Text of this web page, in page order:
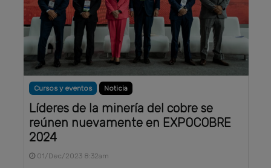
Cursos y eventos Noticia
Líderes de la minería del cobre se
reúnen nuevamente en EXPOCOBRE
2024
01/Dec/2023 8:32am